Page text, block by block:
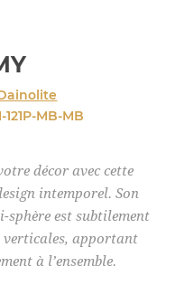
121P-MB-MB
décor avec cette
intemporel. Son
sphère est subtilement
verticales, apportant
à l’ensemble.